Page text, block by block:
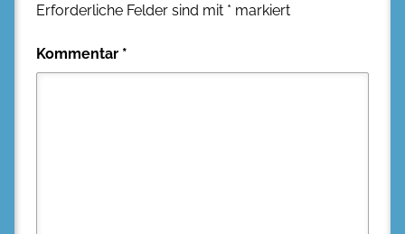
Erforderliche Felder sind mit * markiert
Kommentar *